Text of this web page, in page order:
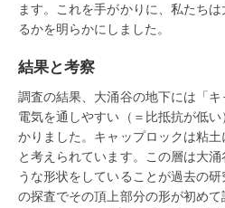
ます。これを手がかりに、私たち
るかを明らかにしました。
結果と考察
調査の結果、大涌谷の地下には「キ
電気を通しやすい（＝比抵抗が低
かりました。キャップロックは粘
と考えられています。この層は大
うな形状をしていることが過去の
の探査でその頂上部分の形が初め